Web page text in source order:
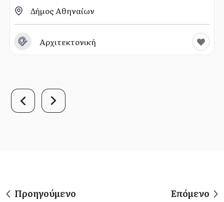
Δήμος Αθηναίων
Αρχιτεκτονική
Προηγούμενο Επόμενο